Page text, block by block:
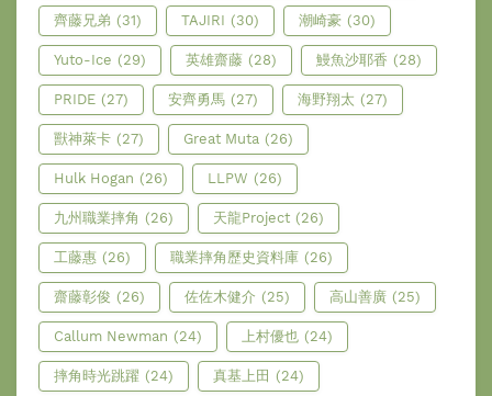
齊藤兄弟 (31) TAJIRI (30) 潮崎豪 (30)
Yuto-Ice (29) 英雄齋藤 (28) 鰻魚沙耶香 (28)
PRIDE (27) 安齊勇馬 (27) 海野翔太 (27)
獸神萊卡 (27) Great Muta (26)
Hulk Hogan (26) LLPW (26)
九州職業摔角 (26) 天龍Project (26)
工藤惠 (26) 職業摔角歷史資料庫 (26)
齋藤彰俊 (26) 佐佐木健介 (25) 高山善廣 (25)
Callum Newman (24) 上村優也 (24)
摔角時光跳躍 (24) 真基上田 (24)